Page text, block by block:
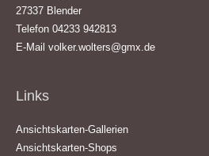
27337 Blender
Telefon 04233 942813
E-Mail volker.wolters@gmx.de
Links
Ansichtskarten-Gallerien
Ansichtskarten-Shops